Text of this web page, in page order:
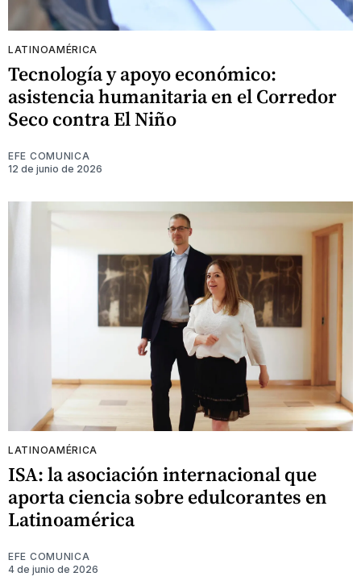
LATINOAMÉRICA
Tecnología y apoyo económico:
asistencia humanitaria en el Corredor
Seco contra El Niño
EFE COMUNICA
12 de junio de 2026
LATINOAMÉRICA
ISA: la asociación internacional que
aporta ciencia sobre edulcorantes en
Latinoamérica
EFE COMUNICA
4 de junio de 2026